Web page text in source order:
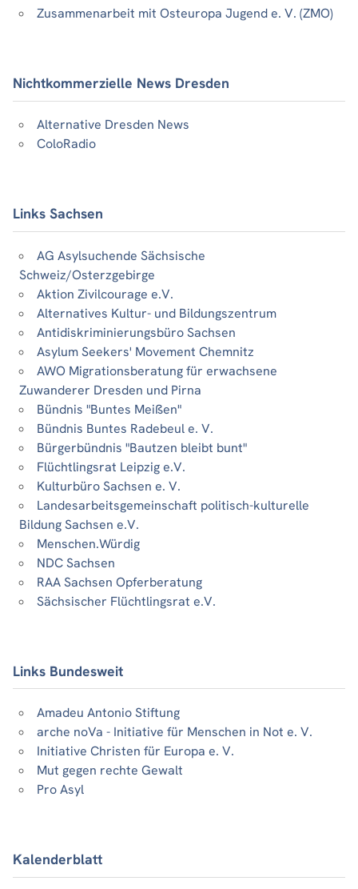
Zusammenarbeit mit Osteuropa Jugend e. V. (ZMO)
Nichtkommerzielle News Dresden
Alternative Dresden News
ColoRadio
Links Sachsen
AG Asylsuchende Sächsische
Schweiz/Osterzgebirge
Aktion Zivilcourage e.V.
Alternatives Kultur- und Bildungszentrum
Antidiskriminierungsbüro Sachsen
Asylum Seekers' Movement Chemnitz
AWO Migrationsberatung für erwachsene
Zuwanderer Dresden und Pirna
Bündnis "Buntes Meißen"
Bündnis Buntes Radebeul e. V.
Bürgerbündnis "Bautzen bleibt bunt"
Flüchtlingsrat Leipzig e.V.
Kulturbüro Sachsen e. V.
Landesarbeitsgemeinschaft politisch-kulturelle
Bildung Sachsen e.V.
Menschen.Würdig
NDC Sachsen
RAA Sachsen Opferberatung
Sächsischer Flüchtlingsrat e.V.
Links Bundesweit
Amadeu Antonio Stiftung
arche noVa - Initiative für Menschen in Not e. V.
Initiative Christen für Europa e. V.
Mut gegen rechte Gewalt
Pro Asyl
Kalenderblatt